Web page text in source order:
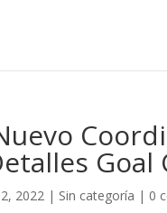
2022 | Sin categoría | 0